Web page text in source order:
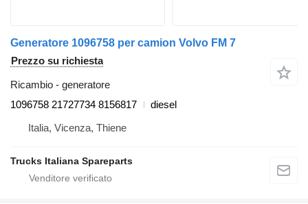
Generatore 1096758 per camion Volvo FM 7
Prezzo su richiesta
Ricambio - generatore
1096758 21727734 8156817
diesel
Italia, Vicenza, Thiene
Trucks Italiana Spareparts